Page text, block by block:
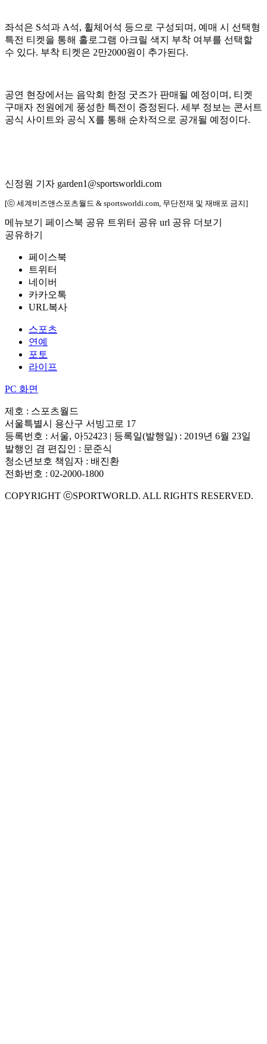
좌석은 S석과 A석, 휠체어석 등으로 구성되며, 예매 시 선택형
특전 티켓을 통해 홀로그램 아크릴 색지 부착 여부를 선택할
수 있다. 부착 티켓은 2만2000원이 추가된다.
공연 현장에서는 음악회 한정 굿즈가 판매될 예정이며, 티켓
구매자 전원에게 풍성한 특전이 증정된다. 세부 정보는 콘서트
공식 사이트와 공식 X를 통해 순차적으로 공개될 예정이다.
신정원 기자 garden1@sportsworldi.com
[ⓒ 세계비즈앤스포츠월드 & sportsworldi.com, 무단전재 및 재배포 금지]
메뉴보기 페이스북 공유 트위터 공유 url 공유 더보기
공유하기
페이스북
트위터
네이버
카카오톡
URL복사
스포츠
연예
포토
라이프
PC 화면
제호 : 스포츠월드
서울특별시 용산구 서빙고로 17
등록번호 : 서울, 아52423 | 등록일(발행일) : 2019년 6월 23일
발행인 겸 편집인 : 문준식
청소년보호 책임자 : 배진환
전화번호 : 02-2000-1800
COPYRIGHT ⓒSPORTWORLD. ALL RIGHTS RESERVED.